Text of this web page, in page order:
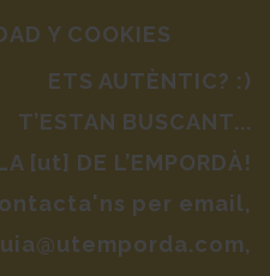
Y COOKIES
ETS AUTÈNTIC? :)
T’ESTAN BUSCANT...
[ut] DE L’EMPORDÀ!
per email,